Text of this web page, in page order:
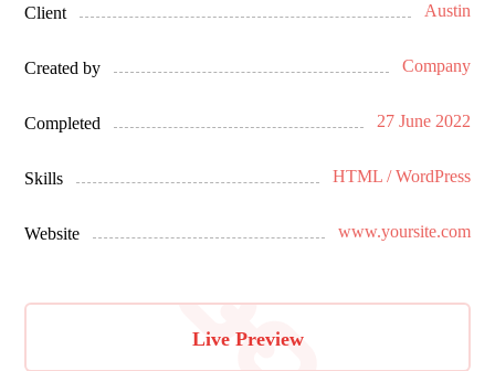
Client Austin
Created by Company
Completed 27 June 2022
Skills HTML / WordPress
Website www.yoursite.com
Live Preview